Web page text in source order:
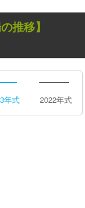
推移】
年式 2022年式